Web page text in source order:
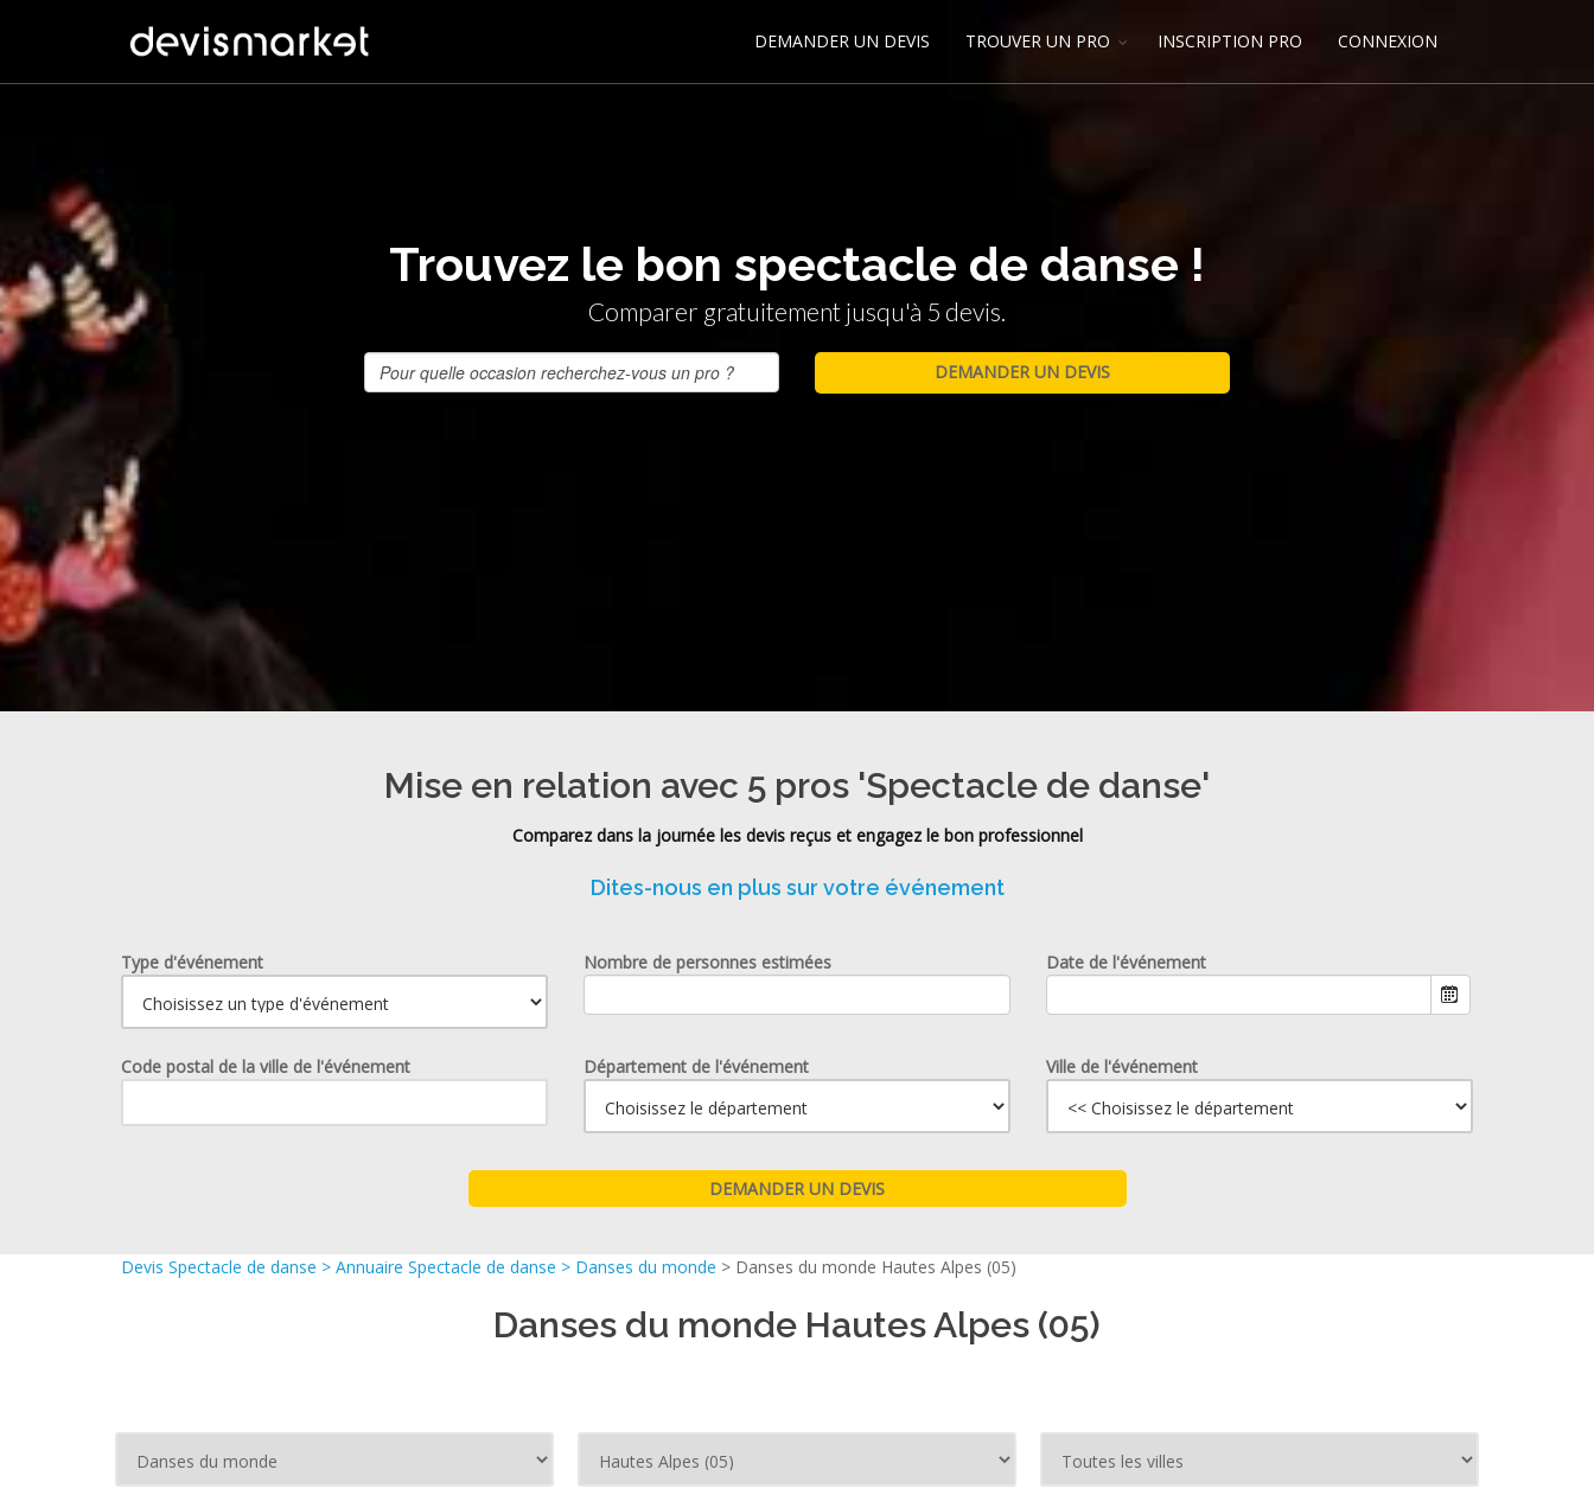
DEMANDER UN DEVIS TROUVER UN PRO INSCRIPTION PRO CONNEXION
Trouvez le bon spectacle de danse !
Comparer gratuitement jusqu'à 5 devis.
Mise en relation avec 5 pros 'Spectacle de danse'
Comparez dans la journée les devis reçus et engagez le bon professionnel
Dites-nous en plus sur votre événement
Type d'événement Nombre de personnes estimées
Date de l'événement
Code postal de la ville de l'événement Département de l'événement Ville de l'événement
Devis Spectacle de danse > Annuaire Spectacle de danse > Danses du monde > Danses du monde Hautes Alpes (05)
Danses du monde Hautes Alpes (05)